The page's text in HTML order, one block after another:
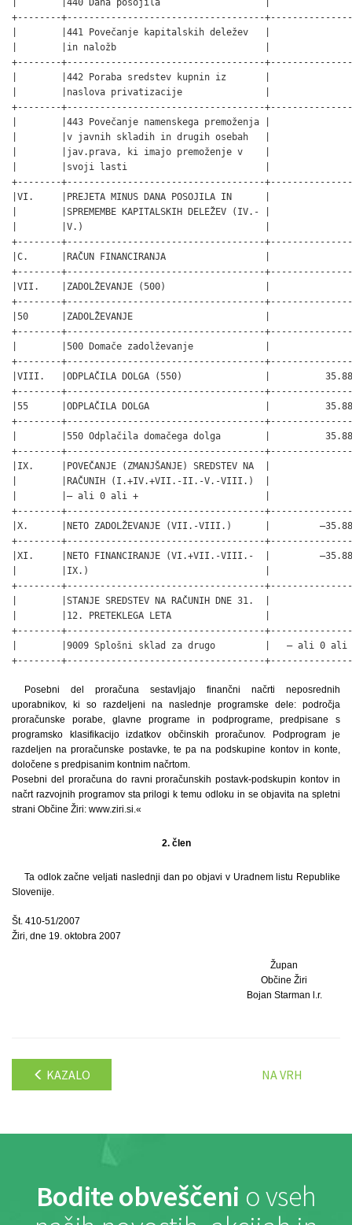
Posebni del proračuna sestavljajo finančni načrti neposrednih
uporabnikov, ki so razdeljeni na naslednje programske dele: področja
proračunske porabe, glavne programe in podprograme, predpisane s
programsko klasifikacijo izdatkov občinskih proračunov. Podprogram je
razdeljen na proračunske postavke, te pa na podskupine kontov in konte,
določene s predpisanim kontnim načrtom.
Posebni del proračuna do ravni proračunskih postavk-podskupin kontov in
načrt razvojnih programov sta prilogi k temu odloku in se objavita na spletni
strani Občine Žiri: www.ziri.si.«
2. člen
Ta odlok začne veljati naslednji dan po objavi v Uradnem listu Republike
Slovenije.
Št. 410-51/2007
Žiri, dne 19. oktobra 2007
Župan
Občine Žiri
Bojan Starman l.r.
KAZALO NA VRH
Bodite obveščeni o vseh